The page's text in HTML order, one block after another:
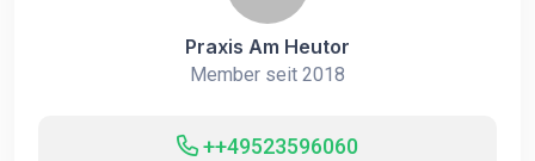
Praxis Am Heutor
Member seit 2018
++49523596060